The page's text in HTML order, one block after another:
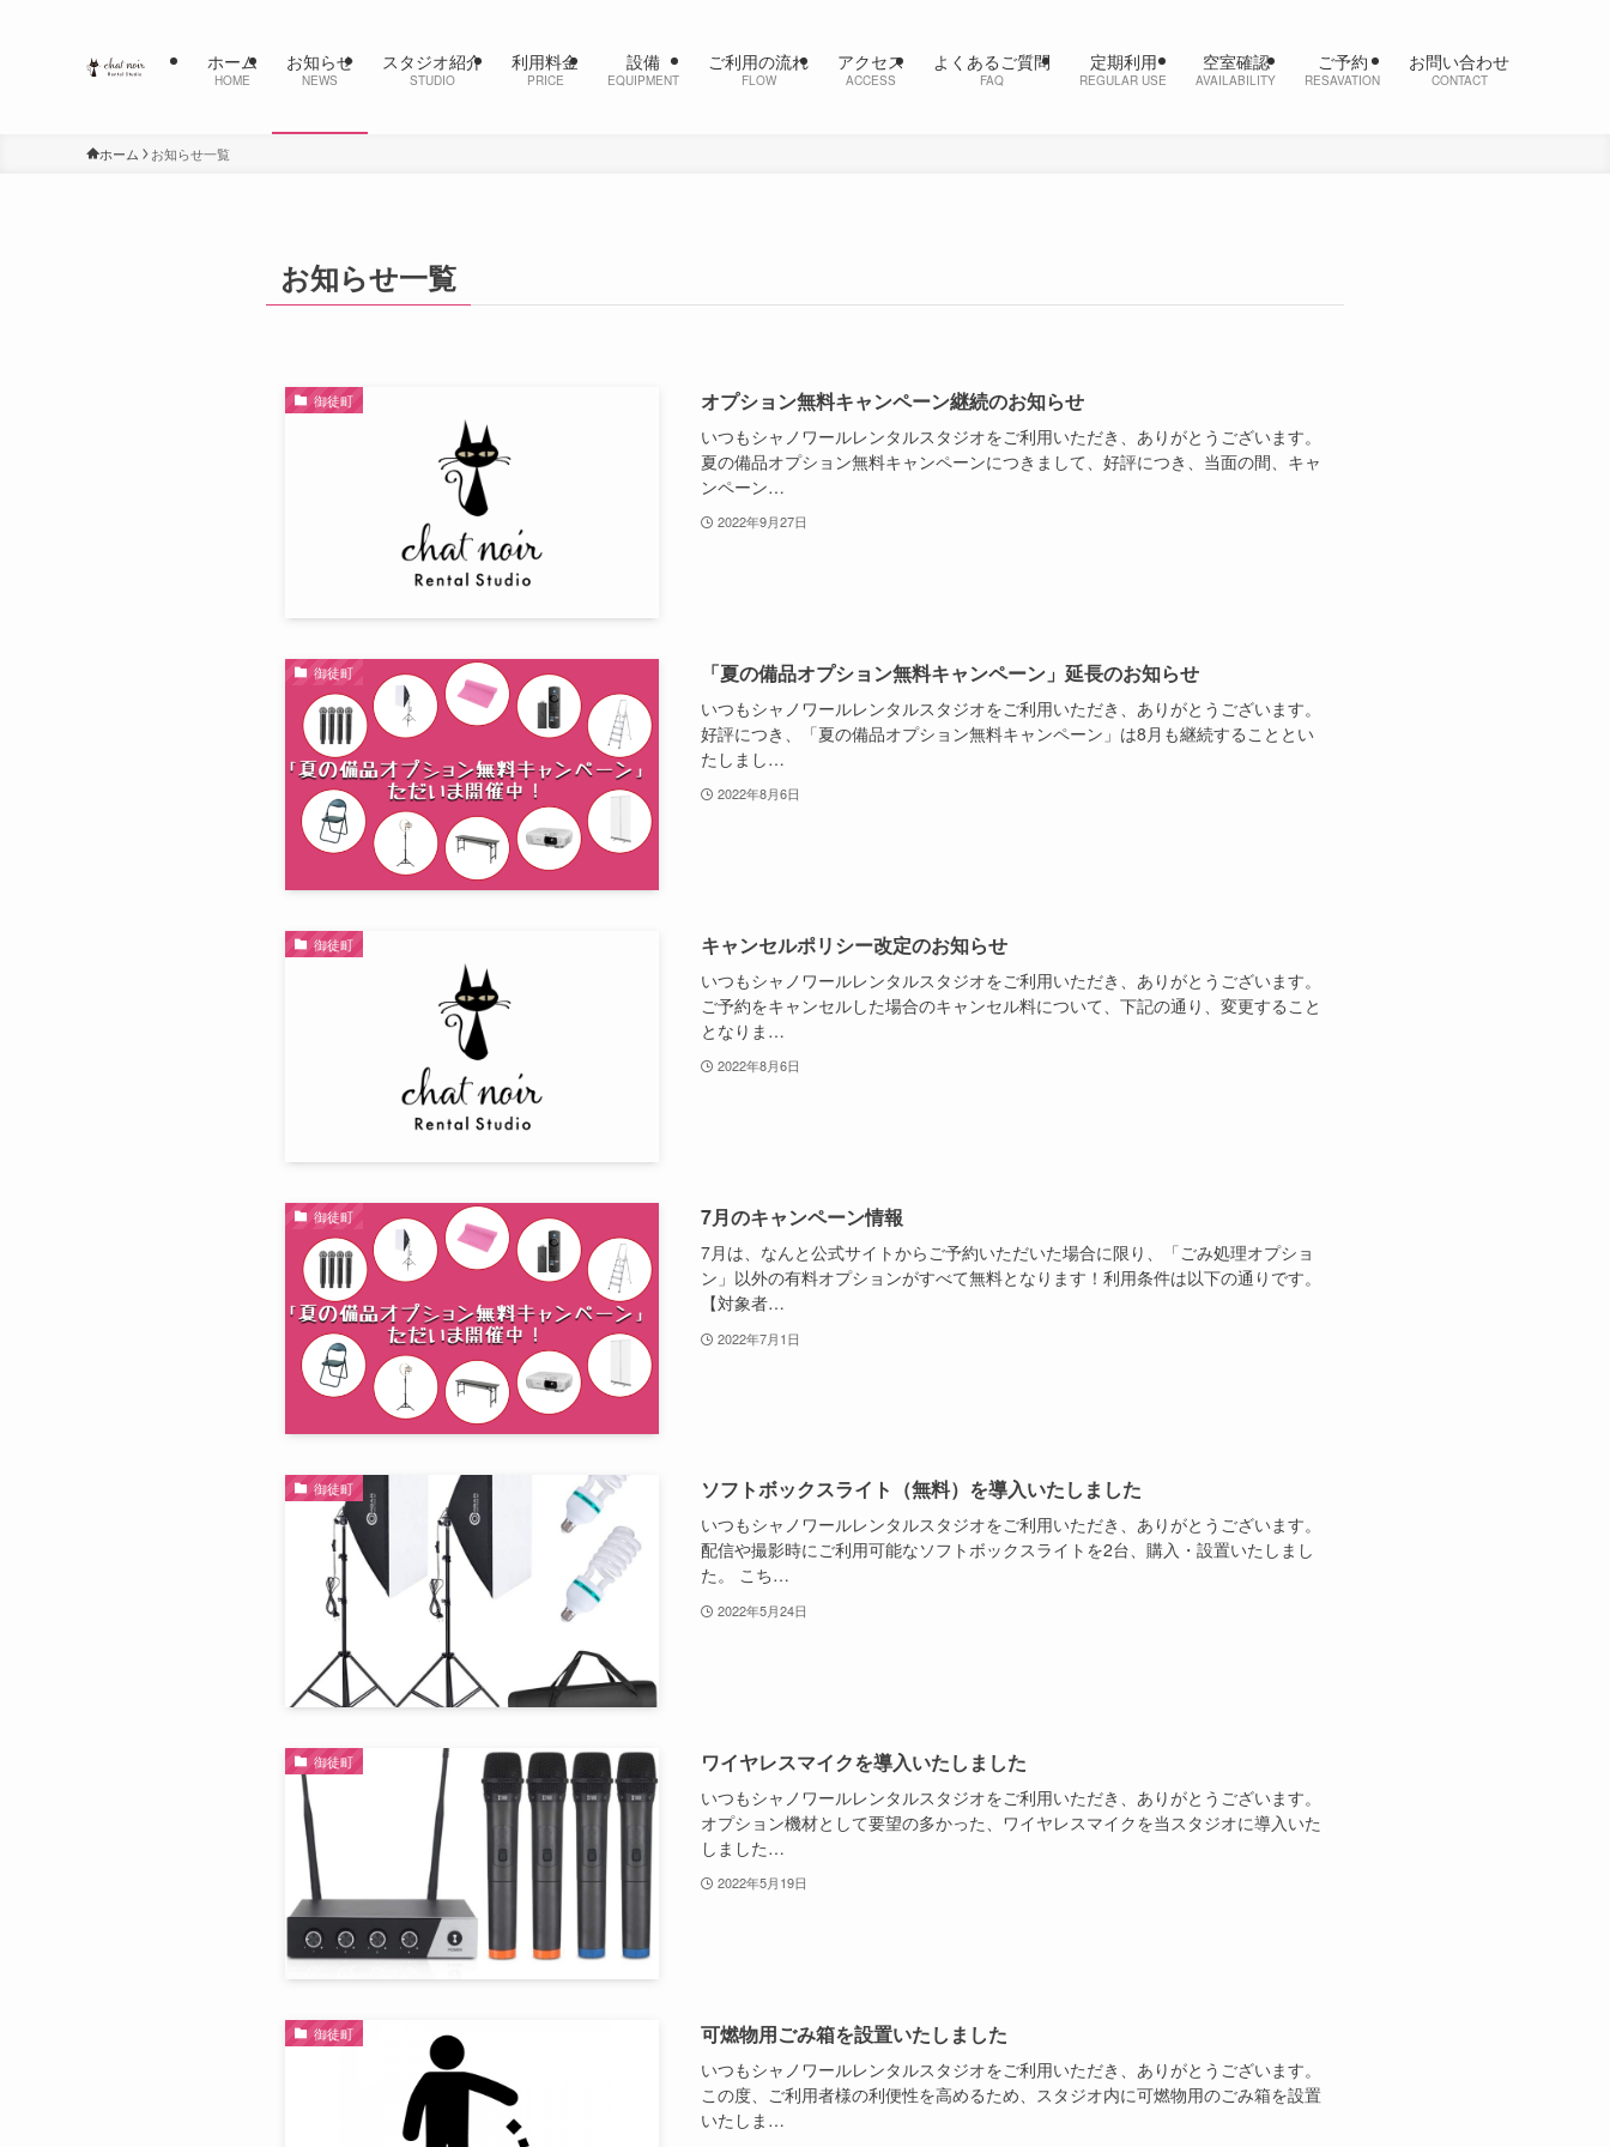
ホーム
HOME
お知らせ
NEWS
スタジオ紹介
STUDIO
利用料金
PRICE
設備
EQUIPMENT
ご利用の流れ
FLOW
アクセス
ACCESS
よくあるご質問
FAQ
定期利用
REGULAR USE
空室確認
AVAILABILITY
ご予約
RESAVATION
お問い合わせ
CONTACT
ホーム お知らせ一覧
お知らせ一覧
御徒町 オプション無料キャンペーン継続のお知らせ
いつもシャノワールレンタルスタジオをご利用いただき、ありがとうございます。
夏の備品オプション無料キャンペーンにつきまして、好評につき、当面の間、キャ
ンペーン…
2022年9月27日
御徒町 「夏の備品オプション無料キャンペーン」延長のお知らせ
いつもシャノワールレンタルスタジオをご利用いただき、ありがとうございます。
好評につき、「夏の備品オプション無料キャンペーン」は8月も継続することとい
たしまし…
2022年8月6日
御徒町 キャンセルポリシー改定のお知らせ
いつもシャノワールレンタルスタジオをご利用いただき、ありがとうございます。
ご予約をキャンセルした場合のキャンセル料について、下記の通り、変更すること
となりま…
2022年8月6日
御徒町 7月のキャンペーン情報
7月は、なんと公式サイトからご予約いただいた場合に限り、「ごみ処理オプショ
ン」以外の有料オプションがすべて無料となります！利用条件は以下の通りです。
【対象者…
2022年7月1日
御徒町 ソフトボックスライト（無料）を導入いたしました
いつもシャノワールレンタルスタジオをご利用いただき、ありがとうございます。
配信や撮影時にご利用可能なソフトボックスライトを2台、購入・設置いたしまし
た。 こち…
2022年5月24日
御徒町 ワイヤレスマイクを導入いたしました
いつもシャノワールレンタルスタジオをご利用いただき、ありがとうございます。
オプション機材として要望の多かった、ワイヤレスマイクを当スタジオに導入いた
しました…
2022年5月19日
御徒町 可燃物用ごみ箱を設置いたしました
いつもシャノワールレンタルスタジオをご利用いただき、ありがとうございます。
この度、ご利用者様の利便性を高めるため、スタジオ内に可燃物用のごみ箱を設置
いたしま…